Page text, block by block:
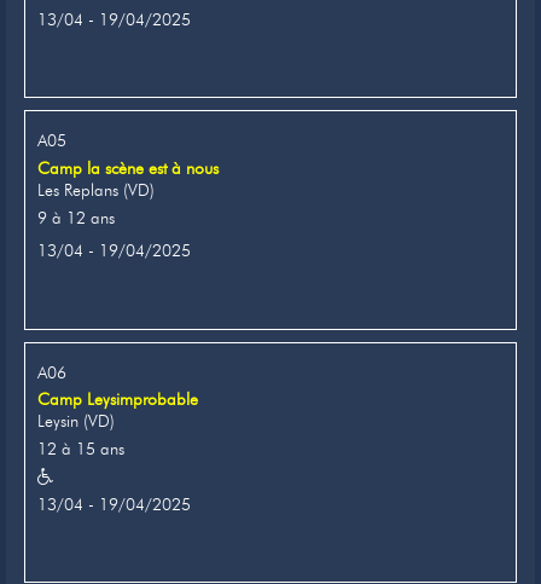
13/04 - 19/04/2025
A05
Camp la scène est à nous
Les Replans (VD)
9 à 12 ans
13/04 - 19/04/2025
A06
Camp Leysimprobable
Leysin (VD)
12 à 15 ans
13/04 - 19/04/2025